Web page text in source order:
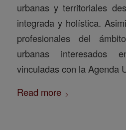
urbanas y territoriales
integrada y holística.
profesionales del
urbanas interesados
vinculadas con la Agenda
Read more